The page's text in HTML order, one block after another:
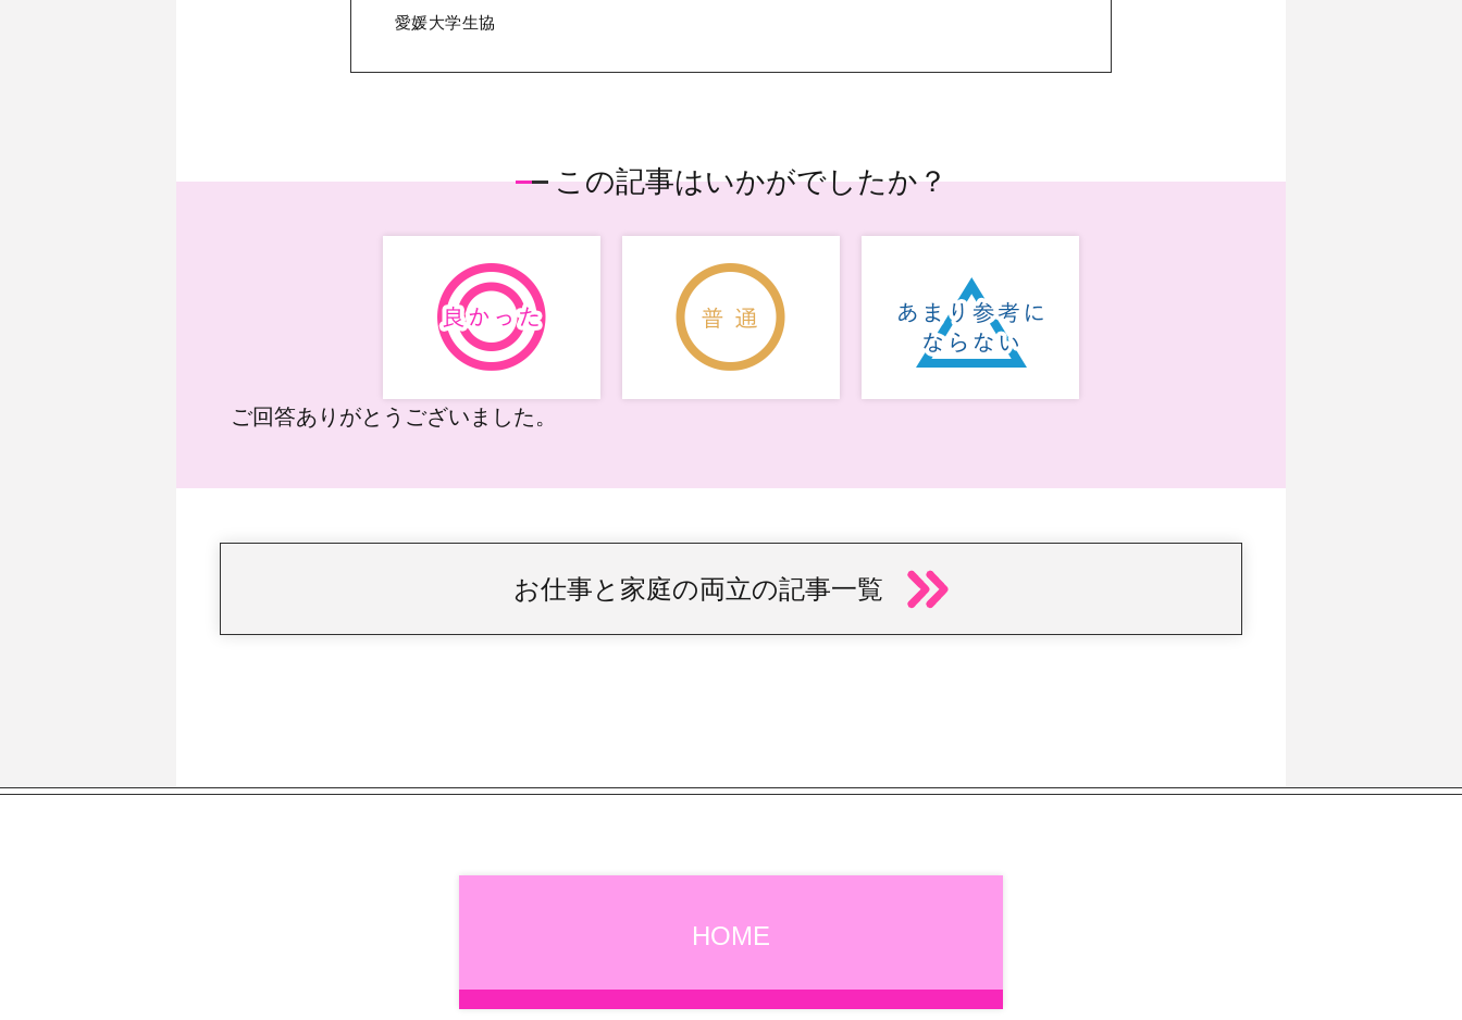
愛媛大学生協
この記事はいかがでしたか？
ご回答ありがとうございました。
お仕事と家庭の両立の記事一覧
HOME